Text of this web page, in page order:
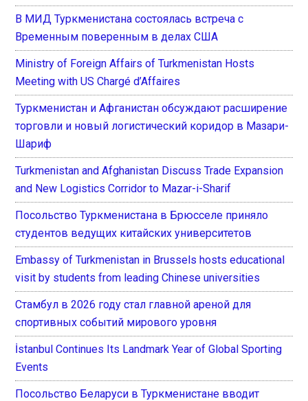
В МИД Туркменистана состоялась встреча с
Временным поверенным в делах США
Ministry of Foreign Affairs of Turkmenistan Hosts
Meeting with US Chargé d’Affaires
Туркменистан и Афганистан обсуждают расширение
торговли и новый логистический коридор в Мазари-
Шариф
Turkmenistan and Afghanistan Discuss Trade Expansion
and New Logistics Corridor to Mazar-i-Sharif
Посольство Туркменистана в Брюсселе приняло
студентов ведущих китайских университетов
Embassy of Turkmenistan in Brussels hosts educational
visit by students from leading Chinese universities
Стамбул в 2026 году стал главной ареной для
спортивных событий мирового уровня
İstanbul Continues Its Landmark Year of Global Sporting
Events
Посольство Беларуси в Туркменистане вводит